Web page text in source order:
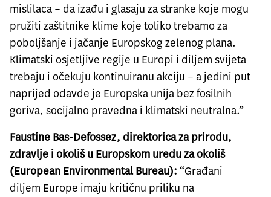
mislilaca – da izađu i glasaju za stranke koje mogu
pružiti zaštitnike klime koje toliko trebamo za
poboljšanje i jačanje Europskog zelenog plana.
Klimatski osjetljive regije u Europi i diljem svijeta
trebaju i očekuju kontinuiranu akciju – a jedini put
naprijed odavde je Europska unija bez fosilnih
goriva, socijalno pravedna i klimatski neutralna.”
Faustine Bas-Defossez, direktorica za prirodu,
zdravlje i okoliš u Europskom uredu za okoliš
(European Environmental Bureau): “Građani
diljem Europe imaju kritičnu priliku na